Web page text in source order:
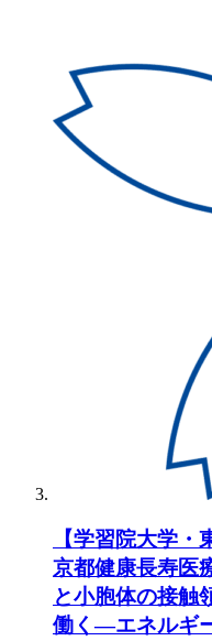
【学習院大学
京都健康長寿医
と小胞体の接触
働く―エネルギ